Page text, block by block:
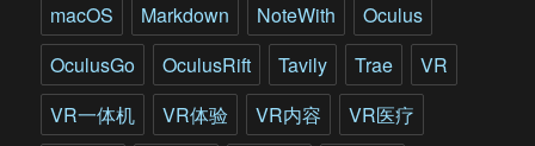
macOS
Markdown NoteWith
Oculus
OculusGo
OculusRift Tavily Trae
VR
VR一体机
VR体验 VR内容
VR医疗